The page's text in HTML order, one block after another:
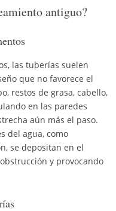
antiguo?
las tuberías suelen
que no favorece el
restos de grasa, cabello,
en las paredes
aún más el paso.
del agua, como
se depositan en el
y provocando